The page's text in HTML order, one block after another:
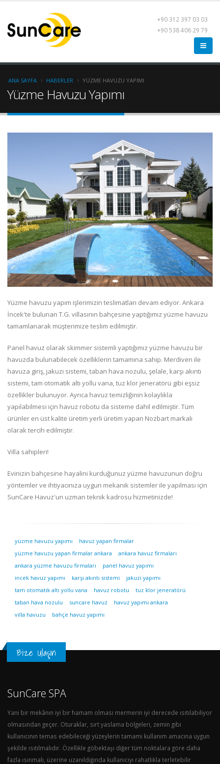
+90 312 397 03 03
+90 538 406 29 79
ANA SAYFA HABERLER YÜZME HAVUZU YAPIMI
Yüzme Havuzu Yapımı
Yüzme havuzu yapım işlerimizin teslimatları devam ediyor. Ankara
İncek'te bulunan T.G. villasının bahçesine yaptığımız yüzme havuzu
tamamlanarak müşterimize teslim edilmiştir.
Panel havuz olarak skimmer sistemli yaptığımız yüzme havuzu bir
havuzda bulunabilecek özelliklerin tamamına sahip. Merdiven ile
havuza giriş, jakuzi sistemi, taban hava nozulu, şelale, karşı akıntı
sistemi, tam otomatik altı yollu vana, tuz klor jeneratörü gibi eşsiz
özellikler bulunuyor. Ayrıca havuz temizliğinin kolaylıkla
yapılabilmesi için havuz robotu da sisteme dahil edilmiştir. Tüm
ürünler en üst kalite üretim yerli üretim yapan Nozbart markalı
olarak tercih edilmiştir.
Villa sahipleri!
Evinizin bahçesine hayalini kurduğunuz yüzme havuzunun doğru
yöntemler ve ihtiyacınıza uygun mekanik sistemler ile yapılması için
SunCare Havuz'un uzman teknik kadrosu hizmetinizde!
yüzme havuzu yapımı
havuz yapan firmalar
yüzme havuzu yapan firmalar ankara
ankara havuz firmaları
ankara yüzme havuzu firmaları
panel havuz yapımı
incek havuz yapımı
karşı akıntı sistemi
jakuzi yapımı
tam otomatik altı yollu vana
havuz robotu
tuz klor jeneratörü
taban hava nozulu
suncare havuz
havuz yapımı ankara
villa havuzu
bahçe havuz yapımı
Bize Ulaşın
SunCare SPA
Yani bir mekânın iyi bir hamam olması mermerin iyi derecede ısıtılabiliyor
olmasından geçer. Oturaklar, sırt yaslama bölgeleri, zemin gibi
kullanıcının temas edebileceği yüzeylerin tamamı kullanım amacına uygun
şekilde ısıtılmalıdır. Özellikle göbektaşı diğer tüm noktalara göre daha
fazla ısınmalı, üzerine uzanıldığında kullanıcıyı rahatlıkla terletebilir